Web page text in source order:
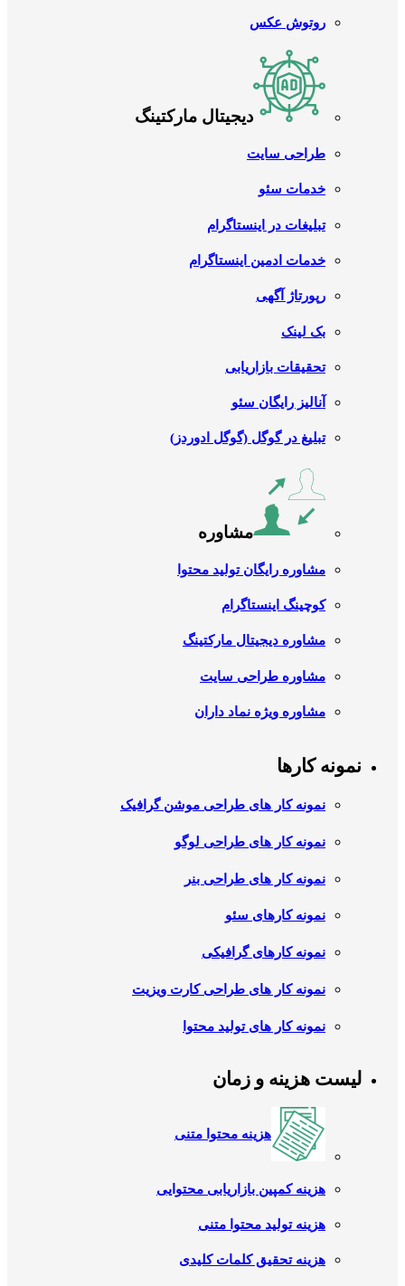
روتوش عکس
دیجیتال مارکتینگ
طراحی سایت
خدمات سئو
تبلیغات در اینستاگرام
خدمات ادمین اینستاگرام
رپورتاژ آگهی
بک لینک
تحقیقات بازاریابی
آنالیز رایگان سئو
تبلیغ در گوگل (گوگل ادوردز)
مشاوره
مشاوره رایگان تولید محتوا
کوچینگ اینستاگرام
مشاوره دیجیتال مارکتینگ
مشاوره طراحی سایت
مشاوره ویژه نماد داران
نمونه کارها
نمونه کار های طراحی موشن گرافیک
نمونه کار های طراحی لوگو
نمونه کار های طراحی بنر
نمونه کارهای سئو
نمونه کارهای گرافیکی
نمونه کار های طراحی کارت ویزیت
نمونه کار های تولید محتوا
لیست هزینه و زمان
هزینه محتوا متنی
هزینه کمپین بازاریابی محتوایی
هزینه تولید محتوا متنی
هزینه تحقیق کلمات کلیدی